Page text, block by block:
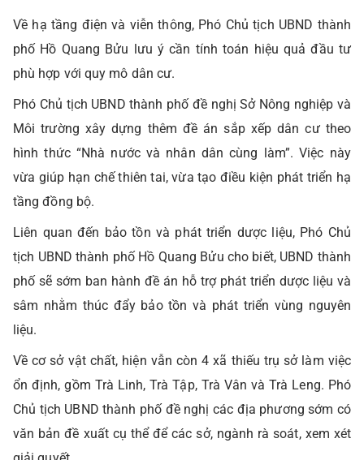
Về hạ tầng điện và viễn thông, Phó Chủ tịch UBND thành
phố Hồ Quang Bửu lưu ý cần tính toán hiệu quả đầu tư
phù hợp với quy mô dân cư.
Phó Chủ tịch UBND thành phố đề nghị Sở Nông nghiệp và
Môi trường xây dựng thêm đề án sắp xếp dân cư theo
hình thức “Nhà nước và nhân dân cùng làm”. Việc này
vừa giúp hạn chế thiên tai, vừa tạo điều kiện phát triển hạ
tầng đồng bộ.
Liên quan đến bảo tồn và phát triển dược liệu, Phó Chủ
tịch UBND thành phố Hồ Quang Bửu cho biết, UBND thành
phố sẽ sớm ban hành đề án hỗ trợ phát triển dược liệu và
sâm nhằm thúc đẩy bảo tồn và phát triển vùng nguyên
liệu.
Về cơ sở vật chất, hiện vẫn còn 4 xã thiếu trụ sở làm việc
ổn định, gồm Trà Linh, Trà Tập, Trà Vân và Trà Leng. Phó
Chủ tịch UBND thành phố đề nghị các địa phương sớm có
văn bản đề xuất cụ thể để các sở, ngành rà soát, xem xét